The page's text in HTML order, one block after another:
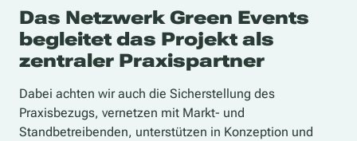
Das Netzwerk Green Events
begleitet das Projekt als
zentraler Praxispartner
Dabei achten wir auch die Sicherstellung des
Praxisbezugs, vernetzen mit Markt- und
Standbetreibenden, unterstützen in Konzeption und